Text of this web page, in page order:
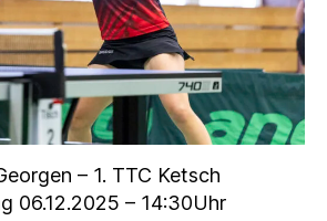
– 1. TTC Ketsch
06.12.2025 – 14:30Uhr